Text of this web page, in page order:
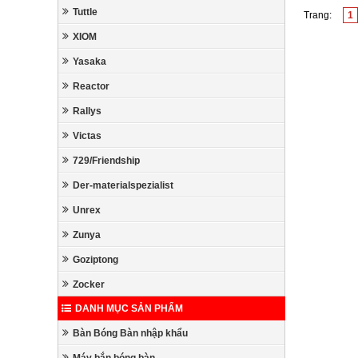
Tuttle
XIOM
Yasaka
Reactor
Rallys
Victas
729/Friendship
Der-materialspezialist
Unrex
Zunya
Goziptong
Zocker
DANH MỤC SẢN PHẨM
Bàn Bóng Bàn nhập khẩu
Trang: 1